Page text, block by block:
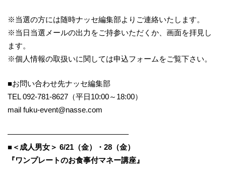
※当選の方には随時ナッセ編集部よりご連絡いたします。
※当日当選メールの出力をご持参いただくか、画面を拝見し
ます。
※個人情報の取扱いに関しては申込フォームをご覧下さい。
■お問い合わせ先ナッセ編集部
TEL 092-781-8627（平日10:00～18:00）
mail fuku-event@nasse.com
————————————————
■＜成人男女＞ 6/21（金）・28（金）
『ワンプレートのお食事付マネー講座』